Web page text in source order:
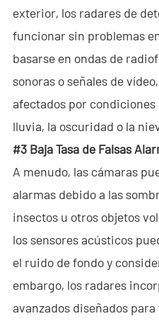
Sala de Noticias
- Noticias de la Compañía
- Blog
- Vídeo
- Descargar
Servicios
- Programa de Promoción de
Contacto
exterior, los radares de
funcionar sin problemas
basarse en ondas de
sonoras o señales de
afectados por condiciones
lluvia, la oscuridad o la
#3 Baja Tasa de Falsas
A menudo, las cámaras
alarmas debido a las
insectos u otros objetos
los sensores acústicos
el ruido de fondo y
embargo, los radares
avanzados diseñados